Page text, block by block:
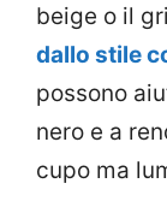
beige o il
dallo stile
possono
nero e a
cupo ma